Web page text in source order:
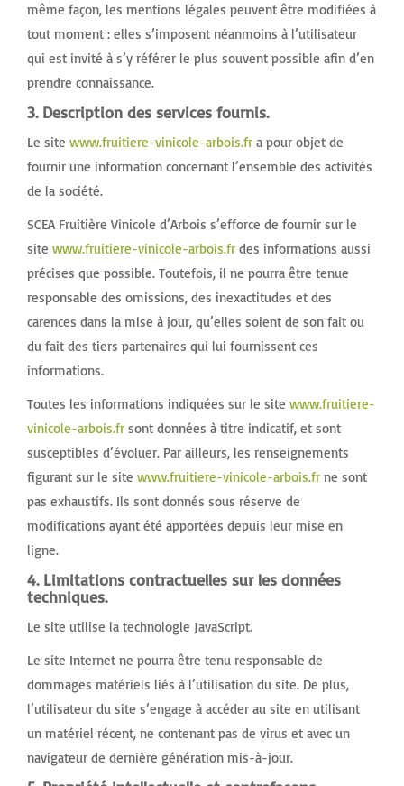
même façon, les mentions légales peuvent être modifiées à
tout moment : elles s’imposent néanmoins à l’utilisateur
qui est invité à s’y référer le plus souvent possible afin d’en
prendre connaissance.
3. Description des services fournis.
Le site www.fruitiere-vinicole-arbois.fr a pour objet de
fournir une information concernant l’ensemble des activités
de la société.
SCEA Fruitière Vinicole d’Arbois s’efforce de fournir sur le
site www.fruitiere-vinicole-arbois.fr des informations aussi
précises que possible. Toutefois, il ne pourra être tenue
responsable des omissions, des inexactitudes et des
carences dans la mise à jour, qu’elles soient de son fait ou
du fait des tiers partenaires qui lui fournissent ces
informations.
Toutes les informations indiquées sur le site www.fruitiere-
vinicole-arbois.fr sont données à titre indicatif, et sont
susceptibles d’évoluer. Par ailleurs, les renseignements
figurant sur le site www.fruitiere-vinicole-arbois.fr ne sont
pas exhaustifs. Ils sont donnés sous réserve de
modifications ayant été apportées depuis leur mise en
ligne.
4. Limitations contractuelles sur les données
techniques.
Le site utilise la technologie JavaScript.
Le site Internet ne pourra être tenu responsable de
dommages matériels liés à l’utilisation du site. De plus,
l’utilisateur du site s’engage à accéder au site en utilisant
un matériel récent, ne contenant pas de virus et avec un
navigateur de dernière génération mis-à-jour.